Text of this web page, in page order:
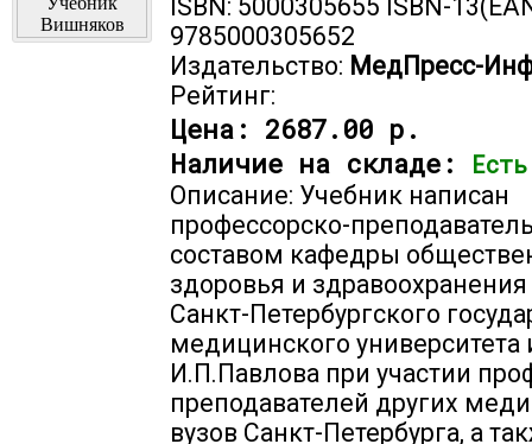
ISBN: 5000305655 ISBN-
9785000305652
Издательство: МедПресс-
Рейтинг:
Цена: 2687.00 р.
Наличие на складе:
Описание: Учебник написан
профессорско-
составом кафедры
здоровья и
Санкт-Петербургского
медицинского университета
И.П.Павлова при участии
преподавателей других
вузов Санкт-Петербурга, а